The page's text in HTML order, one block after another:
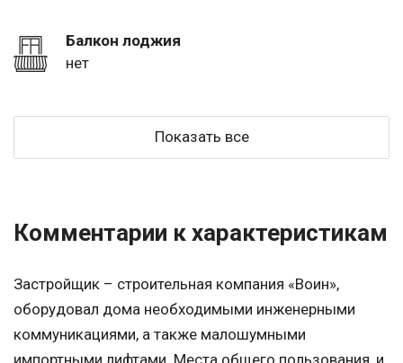
Балкон лоджия
нет
Показать все
Комментарии к характеристикам
Застройщик – строительная компания «Воин»,
оборудовал дома необходимыми инженерными
коммуникациями, а также малошумными
импортными лифтами. Места общего пользования, и